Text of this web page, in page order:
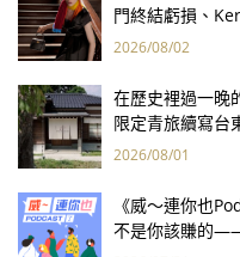
門終結虧損、
報亮眼
2026/08/02
在歷史裡過一晚
限定青旅續寫台
2026/08/01
《威～連你也
不是你該賺的